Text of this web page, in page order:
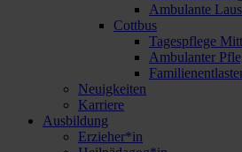
Ambulante
Cottbus
Tagespflege
Ambulanter
Neuigkeiten
Karriere
Ausbildung
Erzieher*in